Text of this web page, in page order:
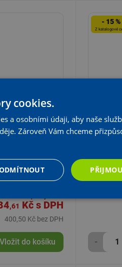
Katalogová cena:
538,45 Kč s DPH
,61 Kč s DPH
400,50 Kč bez DPH
Vložit do košíku
- 15 %
Z katalogové
-
cookies.
a osobními údaji, aby naše
Zároveň Vám chceme